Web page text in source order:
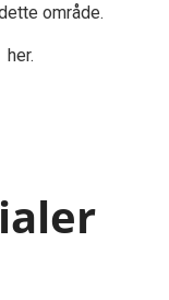
område.
her.